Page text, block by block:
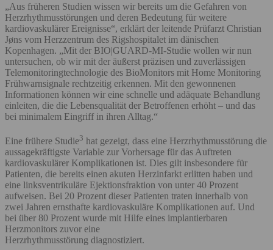
„Aus früheren Studien wissen wir bereits um die Gefahren von
Herzrhythmusstörungen und deren Bedeutung für weitere
kardiovaskulärer Ereignisse“, erklärt der leitende Prüfarzt Christian
Jøns vom Herzzentrum des Rigshospitalet im dänischen
Kopenhagen. „Mit der BIO|GUARD-MI-Studie wollen wir nun
untersuchen, ob wir mit der äußerst präzisen und zuverlässigen
Telemonitoringtechnologie des BioMonitors mit Home Monitoring
Frühwarnsignale rechtzeitig erkennen. Mit den gewonnenen
Informationen können wir eine schnelle und adäquate Behandlung
einleiten, die die Lebensqualität der Betroffenen erhöht – und das
bei minimalem Eingriff in ihren Alltag.“
Eine frühere Studie3 hat gezeigt, dass eine Herzrhythmusstörung die
aussagekräftigste Variable zur Vorhersage für das Auftreten
kardiovaskulärer Komplikationen ist. Dies gilt insbesondere für
Patienten, die bereits einen akuten Herzinfarkt erlitten haben und
eine linksventrikuläre Ejektionsfraktion von unter 40 Prozent
aufweisen. Bei 20 Prozent dieser Patienten traten innerhalb von
zwei Jahren ernsthafte kardiovaskuläre Komplikationen auf. Und
bei über 80 Prozent wurde mit Hilfe eines implantierbaren
Herzmonitors zuvor eine
Herzrhythmusstörung diagnostiziert.